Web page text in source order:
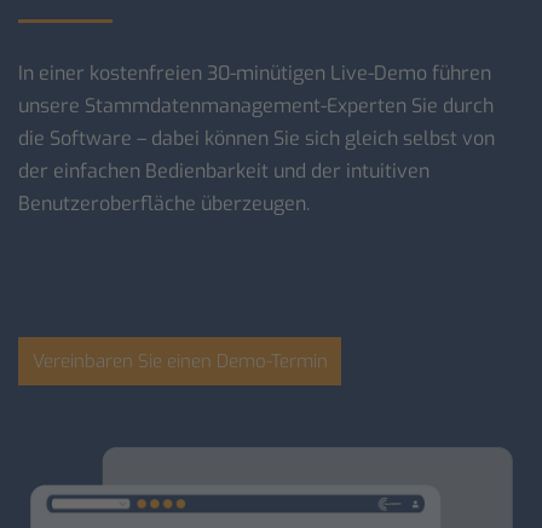
In einer kostenfreien 30-minütigen Live-Demo führen
unsere Stammdatenmanagement-Experten Sie durch
die Software – dabei können Sie sich gleich selbst von
der einfachen Bedienbarkeit und der intuitiven
Benutzeroberfläche überzeugen.
Vereinbaren Sie einen Demo-Termin